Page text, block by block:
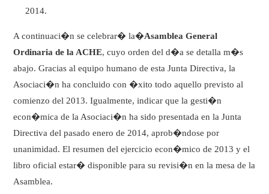
2014.
A continuaci�n se celebrar� la�Asamblea General
Ordinaria de la ACHE, cuyo orden del d�a se detalla m�s
abajo. Gracias al equipo humano de esta Junta Directiva, la
Asociaci�n ha concluido con �xito todo aquello previsto al
comienzo del 2013. Igualmente, indicar que la gesti�n
econ�mica de la Asociaci�n ha sido presentada en la Junta
Directiva del pasado enero de 2014, aprob�ndose por
unanimidad. El resumen del ejercicio econ�mico de 2013 y el
libro oficial estar� disponible para su revisi�n en la mesa de la
Asamblea.